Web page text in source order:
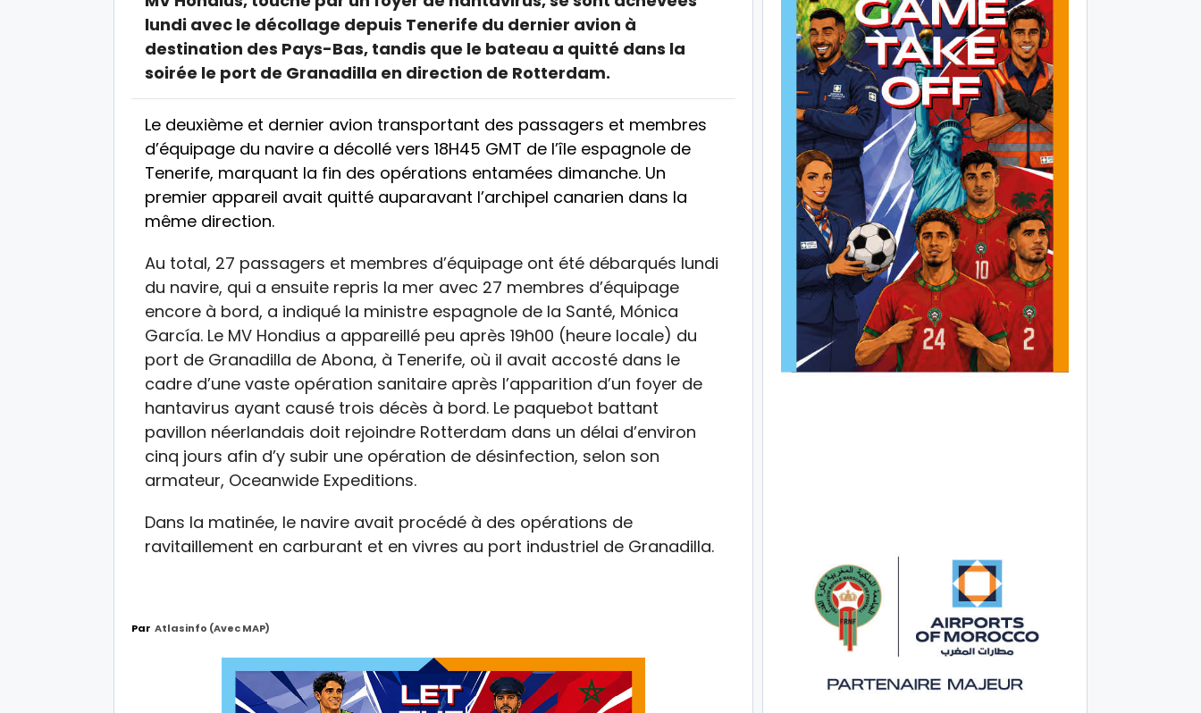
lundi avec le décollage depuis Tenerife du dernier avion à
destination des Pays-Bas, tandis que le bateau a quitté dans la
soirée le port de Granadilla en direction de Rotterdam.
Le deuxième et dernier avion transportant des passagers et membres
d’équipage du navire a décollé vers 18H45 GMT de l’île espagnole de
Tenerife, marquant la fin des opérations entamées dimanche. Un
premier appareil avait quitté auparavant l’archipel canarien dans la
même direction.
Au total, 27 passagers et membres d’équipage ont été débarqués lundi
du navire, qui a ensuite repris la mer avec 27 membres d’équipage
encore à bord, a indiqué la ministre espagnole de la Santé, Mónica
García. Le MV Hondius a appareillé peu après 19h00 (heure locale) du
port de Granadilla de Abona, à Tenerife, où il avait accosté dans le
cadre d’une vaste opération sanitaire après l’apparition d’un foyer de
hantavirus ayant causé trois décès à bord. Le paquebot battant
pavillon néerlandais doit rejoindre Rotterdam dans un délai d’environ
cinq jours afin d’y subir une opération de désinfection, selon son
armateur, Oceanwide Expeditions.
Dans la matinée, le navire avait procédé à des opérations de
ravitaillement en carburant et en vivres au port industriel de Granadilla.
Par Atlasinfo (avec MAP)